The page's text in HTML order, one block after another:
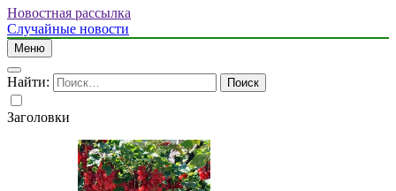
Новостная рассылка
Случайные новости
Меню
Найти:
Заголовки